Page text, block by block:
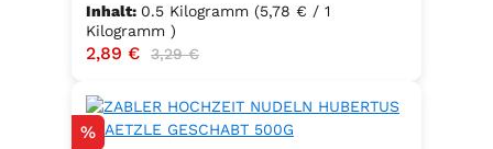
Inhalt: 0.5 Kilogramm (5,78 € / 1
Kilogramm )
Verkaufspreis:
2,89 € Regulärer Preis:
3,29 €
Rabatt
%